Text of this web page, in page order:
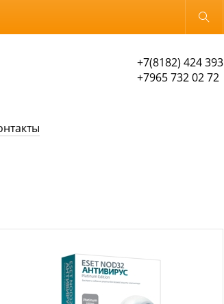
Обычная версия
+7(8182) 424 393
+7965 732 02 72